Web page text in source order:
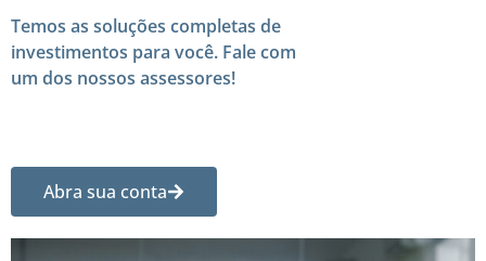
Temos as soluções completas de
investimentos para você. Fale com
um dos nossos assessores!
Abra sua conta